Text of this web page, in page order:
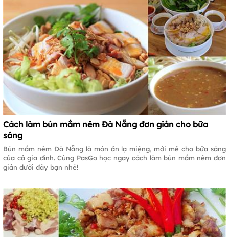
Cách làm bún mắm nêm Đà Nẵng đơn giản cho bữa
sáng
Bún mắm nêm Đà Nẵng là món ăn lạ miệng, mới mẻ cho bữa sáng
của cả gia đình. Cùng PasGo học ngay cách làm bún mắm nêm đơn
giản dưới đây bạn nhé!